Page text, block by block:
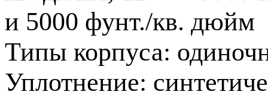
и 5000 фунт./кв. дюйм
Типы корпуса:
Уплотнение: